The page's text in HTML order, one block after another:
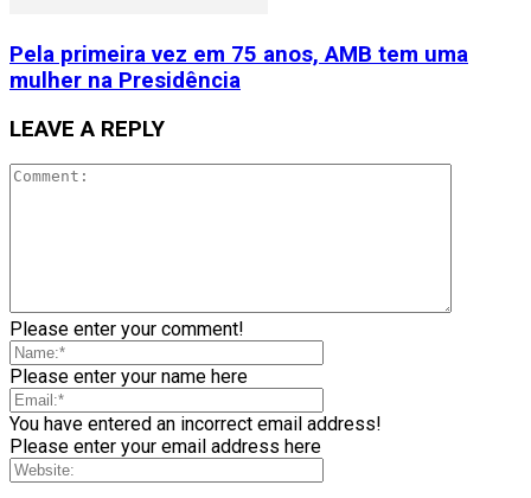
Pela primeira vez em 75 anos, AMB tem uma
mulher na Presidência
LEAVE A REPLY
Please enter your comment!
Please enter your name here
You have entered an incorrect email address!
Please enter your email address here